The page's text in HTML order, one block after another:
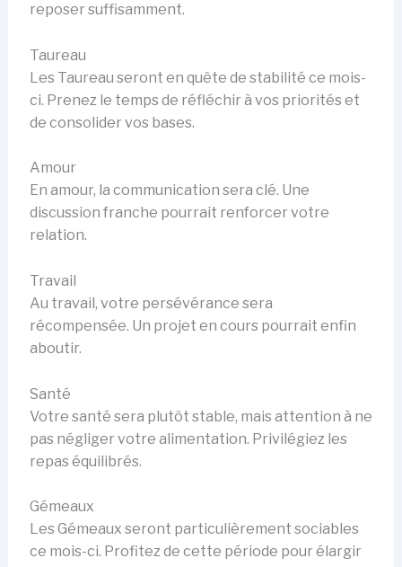
reposer suffisamment.
Taureau
Les Taureau seront en quête de stabilité ce mois-
ci. Prenez le temps de réfléchir à vos priorités et
de consolider vos bases.
Amour
En amour, la communication sera clé. Une
discussion franche pourrait renforcer votre
relation.
Travail
Au travail, votre persévérance sera
récompensée. Un projet en cours pourrait enfin
aboutir.
Santé
Votre santé sera plutôt stable, mais attention à ne
pas négliger votre alimentation. Privilégiez les
repas équilibrés.
Gémeaux
Les Gémeaux seront particulièrement sociables
ce mois-ci. Profitez de cette période pour élargir